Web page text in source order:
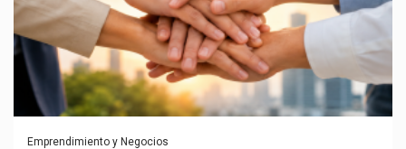
Emprendimiento y Negocios